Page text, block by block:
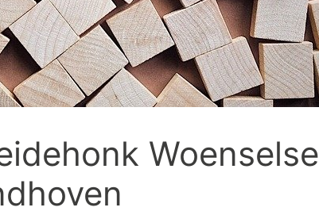
Woenselse